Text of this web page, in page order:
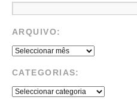
ARQUIVO:
CATEGORIAS: